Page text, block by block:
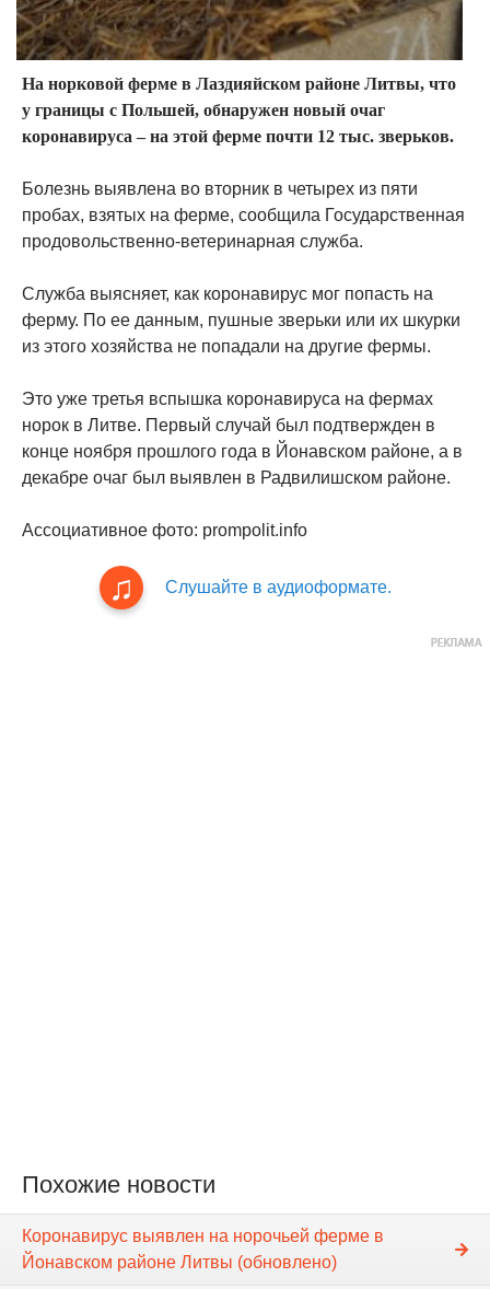
На норковой ферме в Лаздияйском районе Литвы, что
у границы с Польшей, обнаружен новый очаг
коронавируса – на этой ферме почти 12 тыс. зверьков.
Болезнь выявлена во вторник в четырех из пяти
пробах, взятых на ферме, сообщила Государственная
продовольственно-ветеринарная служба.
Служба выясняет, как коронавирус мог попасть на
ферму. По ее данным, пушные зверьки или их шкурки
из этого хозяйства не попадали на другие фермы.
Это уже третья вспышка коронавируса на фермах
норок в Литве. Первый случай был подтвержден в
конце ноября прошлого года в Йонавском районе, а в
декабре очаг был выявлен в Радвилишском районе.
Ассоциативное фото: prompolit.info
Слушайте в аудиоформате.
Похожие новости
Коронавирус выявлен на норочьей ферме в
Йонавском районе Литвы (обновлено)